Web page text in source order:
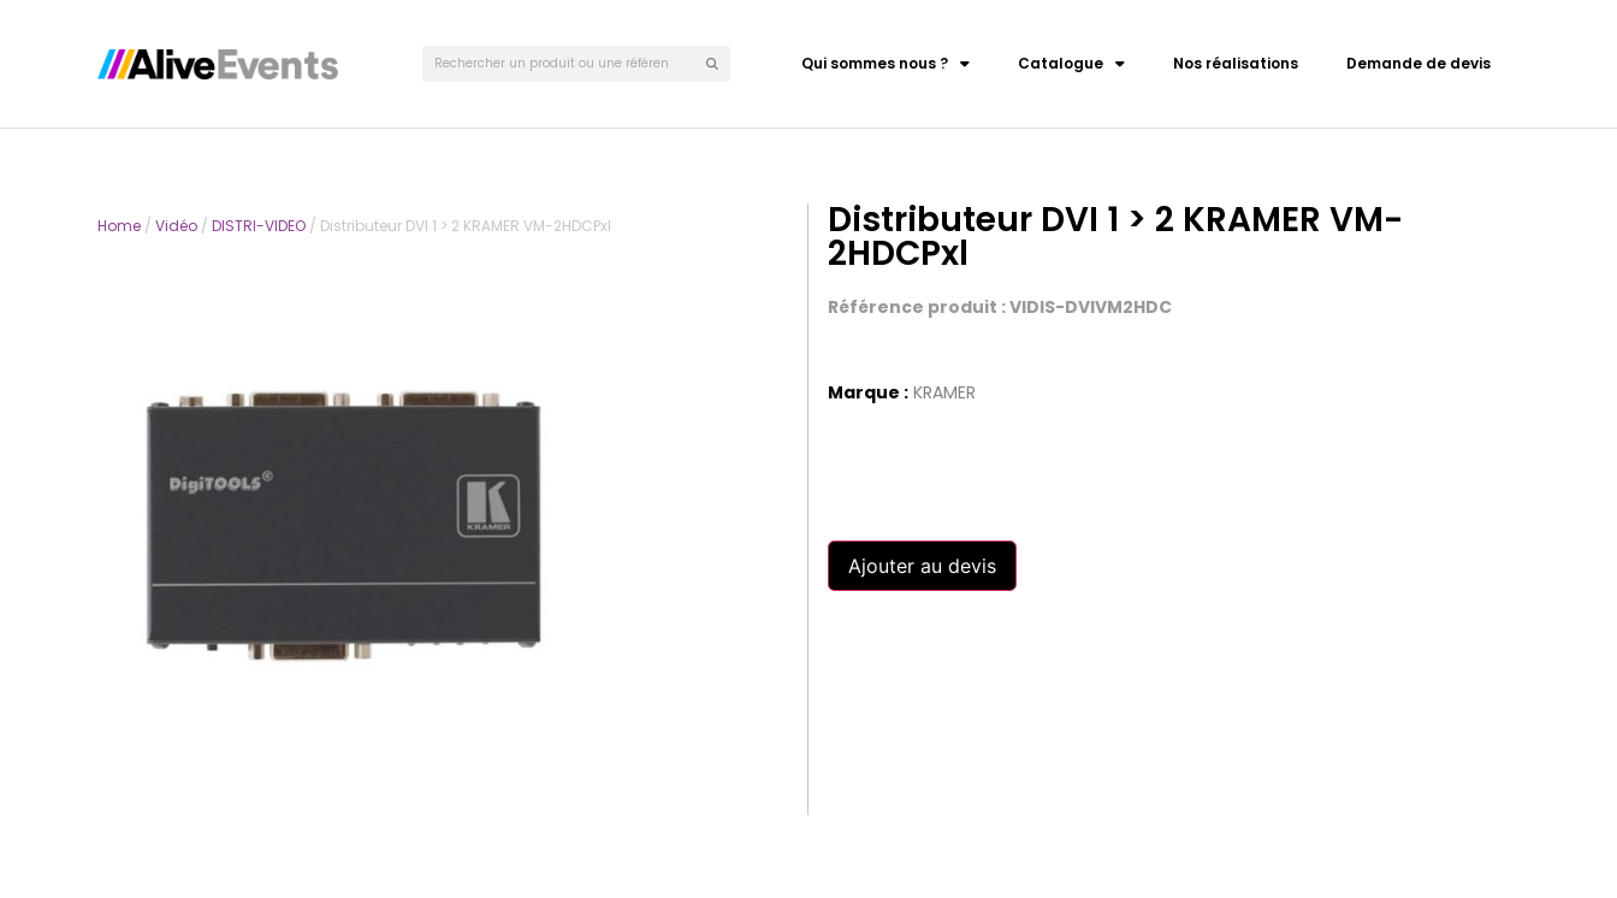
Qui sommes nous ? Catalogue Nos réalisations Demande de devis
Home / Vidéo / DISTRI-VIDEO / Distributeur DVI 1 > 2 KRAMER VM-2HDCPxl Distributeur DVI 1 > 2 KRAMER VM-
2HDCPxl
Référence produit : VIDIS-DVIVM2HDC
Marque : KRAMER
Ajouter au devis